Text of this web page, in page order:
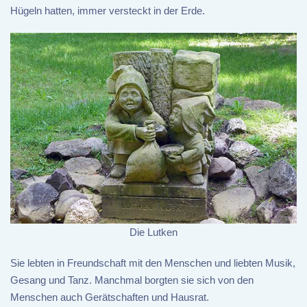
Hügeln hatten, immer versteckt in der Erde.
Die Lutken
Sie lebten in Freundschaft mit den Menschen und liebten Musik,
Gesang und Tanz. Manchmal borgten sie sich von den
Menschen auch Gerätschaften und Hausrat.